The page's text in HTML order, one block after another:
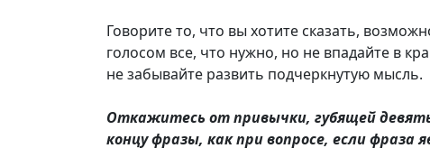
Говорите то, что вы хотите сказать,
голосом все, что нужно, но не впадайте в
не забывайте развить подчеркнутую мысль.
Откажитесь от привычки, губящей
концу фразы, как при вопросе, если фраза